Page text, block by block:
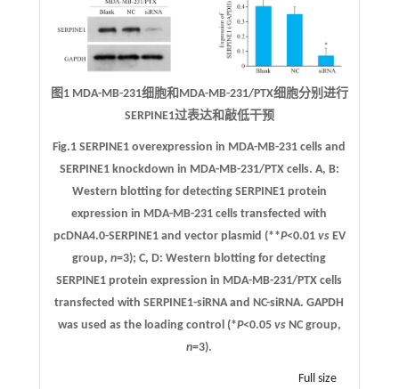
图1 MDA-MB-231细胞和MDA-MB-231/PTX细胞分别进行
SERPINE1过表达和敲低干预
Fig.1 SERPINE1 overexpression in MDA-MB-231 cells and
SERPINE1 knockdown in MDA-MB-231/PTX cells. A, B:
Western blotting for detecting SERPINE1 protein
expression in MDA-MB-231 cells transfected with
pcDNA4.0-SERPINE1 and vector plasmid (**P<0.01 vsEV
group,n=3);C,D: Western blotting for detecting
SERPINE1 protein expression in MDA-MB-231/PTX cells
transfected with SERPINE1-siRNA and NC-siRNA. GAPDH
was used as the loading control (*P<0.05 vsNC group,
n=3).
Full size